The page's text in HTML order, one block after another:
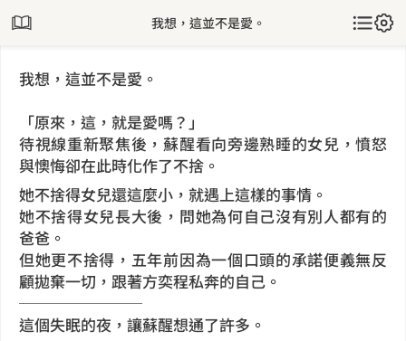
我想，這並不是愛。
我想，這並不是愛。
「原來，這，就是愛嗎？」
待視線重新聚焦後，蘇醒看向旁邊熟睡的女兒，憤怒
與懊悔卻在此時化作了不捨。
她不捨得女兒還這麼小，就遇上這樣的事情。
她不捨得女兒長大後，問她為何自己沒有別人都有的
爸爸。
但她更不捨得，五年前因為一個口頭的承諾便義無反
顧拋棄一切，跟著方奕程私奔的自己。
────────
這個失眠的夜，讓蘇醒想通了許多。